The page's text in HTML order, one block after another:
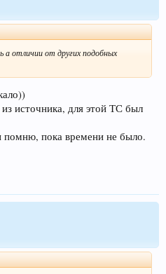
а отличии от других подобных
источника, для этой ТС был
помню, пока времени не было.